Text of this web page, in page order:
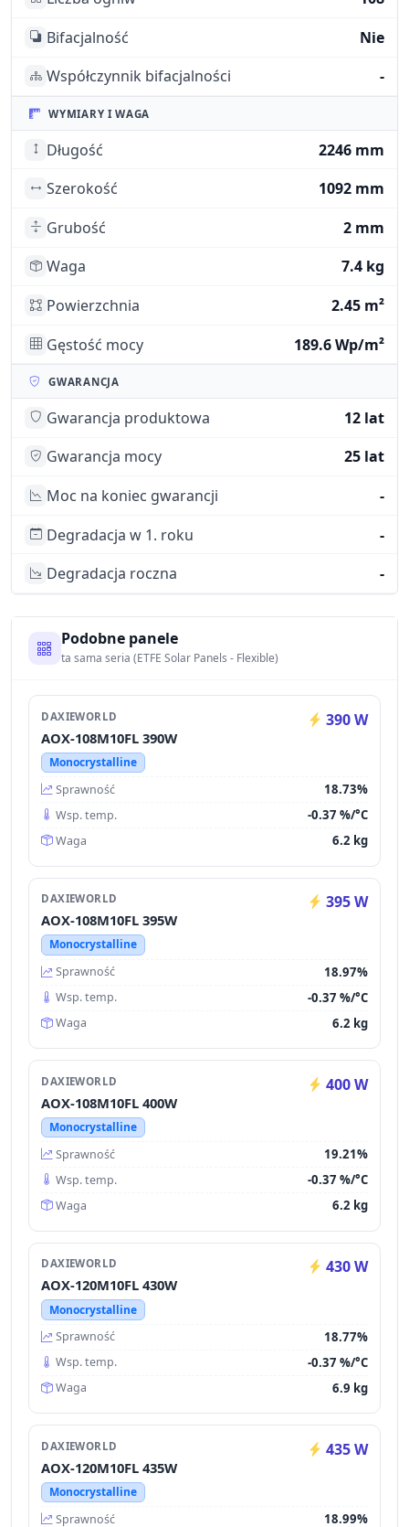
Bifacjalność
Nie
Współczynnik bifacjalności
-
WYMIARY I WAGA
Długość
2246 mm
Szerokość
1092 mm
Grubość
2 mm
Waga
7.4 kg
Powierzchnia
2.45 m²
Gęstość mocy
189.6 Wp/m²
GWARANCJA
Gwarancja produktowa
12 lat
Gwarancja mocy
25 lat
Moc na koniec gwarancji
-
Degradacja w 1. roku
-
Degradacja roczna
-
Podobne panele
ta sama seria (ETFE Solar Panels - Flexible)
DAXIEWORLD 390 W
AOX-108M10FL 390W
Monocrystalline
Sprawność
18.73%
Wsp. temp. -0.37 %/°C
Waga 6.2 kg
DAXIEWORLD 395 W
AOX-108M10FL 395W
Monocrystalline
Sprawność
18.97%
Wsp. temp. -0.37 %/°C
Waga 6.2 kg
DAXIEWORLD 400 W
AOX-108M10FL 400W
Monocrystalline
Sprawność
19.21%
Wsp. temp. -0.37 %/°C
Waga 6.2 kg
DAXIEWORLD 430 W
AOX-120M10FL 430W
Monocrystalline
Sprawność
18.77%
Wsp. temp. -0.37 %/°C
Waga 6.9 kg
DAXIEWORLD 435 W
AOX-120M10FL 435W
Monocrystalline
Sprawność
18.99%